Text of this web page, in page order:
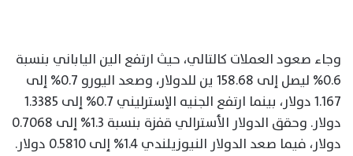
وجاء صعود العملات كالتالي، حيث ارتفع الين الياباني بنسبة
0.6% ليصل إلى 158.68 ين للدولار، وصعد اليورو 0.7% إلى
1.167 دولار، بينما ارتفع الجنيه الإسترليني 0.7% إلى 1.3385
دولار. وحقق الدولار الأسترالي قفزة بنسبة 1.3% إلى 0.7068
دولار، فيما صعد الدولار النيوزيلندي 1.4% إلى 0.5810 دولار.